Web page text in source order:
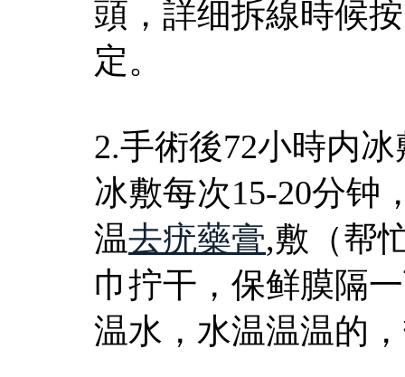
頭，詳细拆線時候
定。
2.手術後72小時内
冰敷每次15-20分钟
温去疣藥膏,敷（帮
巾拧干，保鲜膜隔
温水，水温温温的